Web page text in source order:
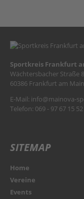
Sportkreis Frankfurt
Wächtersbacher Straße
60386 Frankfurt am Main
E-Mail: info@mainova-
Telefon: 069 - 97 67 15 52
SITEMAP
Home
Vereine
Events